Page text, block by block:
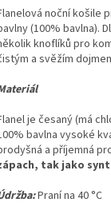
noční košile
(100% bavlna).
knoflíků pro
a svěžím
je česaný (má
bavlna vysoké
a příjemná
tak jako
Praní na 40 °C